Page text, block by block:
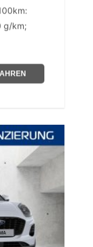
g/km;